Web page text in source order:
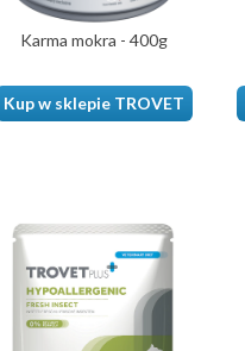
Karma mokra - 400g
Kup w sklepie TROVET